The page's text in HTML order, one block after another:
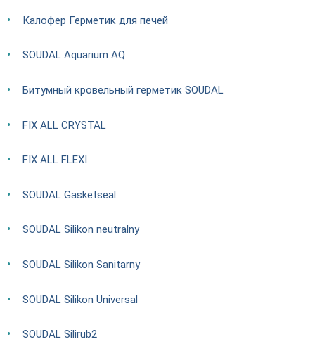
Калофер Герметик для печей
SOUDAL Aquarium AQ
Битумный кровельный герметик SOUDAL
FIX ALL CRYSTAL
FIX ALL FLEXI
SOUDAL Gasketseal
SOUDAL Silikon neutralny
SOUDAL Silikon Sanitarny
SOUDAL Silikon Universal
SOUDAL Silirub2